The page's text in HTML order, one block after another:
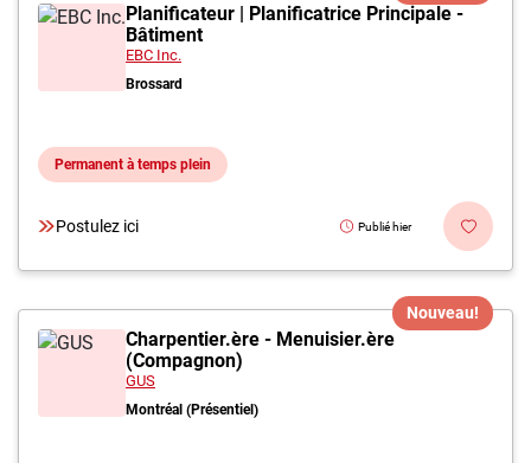
Planificateur | Planificatrice Principale -
Bâtiment
EBC Inc.
Brossard
Permanent à temps plein
Postulez ici Publié hier
Nouveau!
Charpentier.ère - Menuisier.ère
(Compagnon)
GUS
Montréal (Présentiel)